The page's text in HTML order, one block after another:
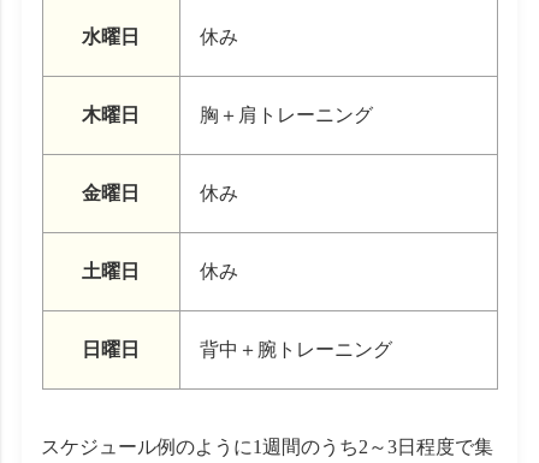
水曜日 休み
木曜日 胸＋肩トレーニング
金曜日 休み
土曜日 休み
日曜日 背中＋腕トレーニング
スケジュール例のように1週間のうち2～3日程度で集